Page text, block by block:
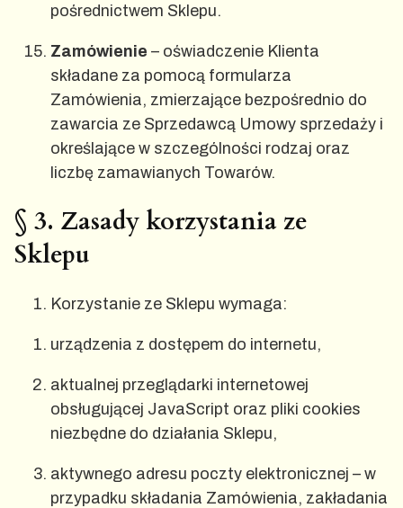
pośrednictwem Sklepu.
Zamówienie – oświadczenie Klienta
składane za pomocą formularza
Zamówienia, zmierzające bezpośrednio do
zawarcia ze Sprzedawcą Umowy sprzedaży i
określające w szczególności rodzaj oraz
liczbę zamawianych Towarów.
§ 3. Zasady korzystania ze
Sklepu
Korzystanie ze Sklepu wymaga:
urządzenia z dostępem do internetu,
aktualnej przeglądarki internetowej
obsługującej JavaScript oraz pliki cookies
niezbędne do działania Sklepu,
aktywnego adresu poczty elektronicznej – w
przypadku składania Zamówienia, zakładania